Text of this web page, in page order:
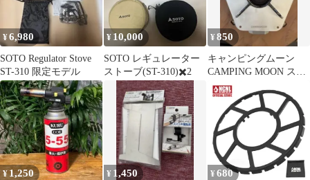
¥6,980
SOTO Regulator Stove
ST-310 限定モデル
¥ 10,000
SOTO レギュレーター
ストーブ(ST-310)✖️2
¥850
キャンピングムーン
CAMPING MOON ステ
ンレス製 遮熱板 ST-310
¥ 1,250 ¥ 1,450 ¥ 680